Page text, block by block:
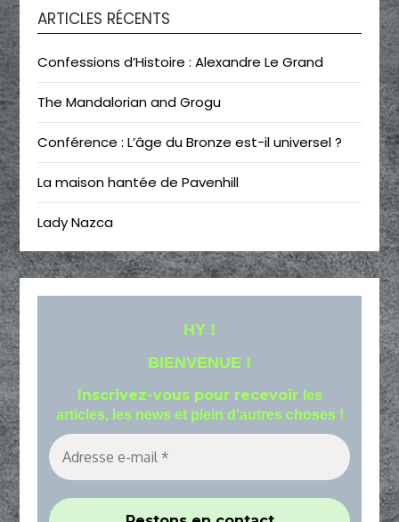
ARTICLES RÉCENTS
Confessions d’Histoire : Alexandre Le Grand
The Mandalorian and Grogu
Conférence : L’âge du Bronze est-il universel ?
La maison hantée de Pavenhill
Lady Nazca
HY !
BIENVENUE !
Inscrivez-vous pour recevoir les
articles, les news et plein d'autres choses !